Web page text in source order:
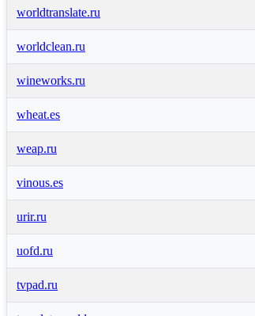
worldtranslate.ru
worldclean.ru
wineworks.ru
wheat.es
weap.ru
vinous.es
urir.ru
uofd.ru
tvpad.ru